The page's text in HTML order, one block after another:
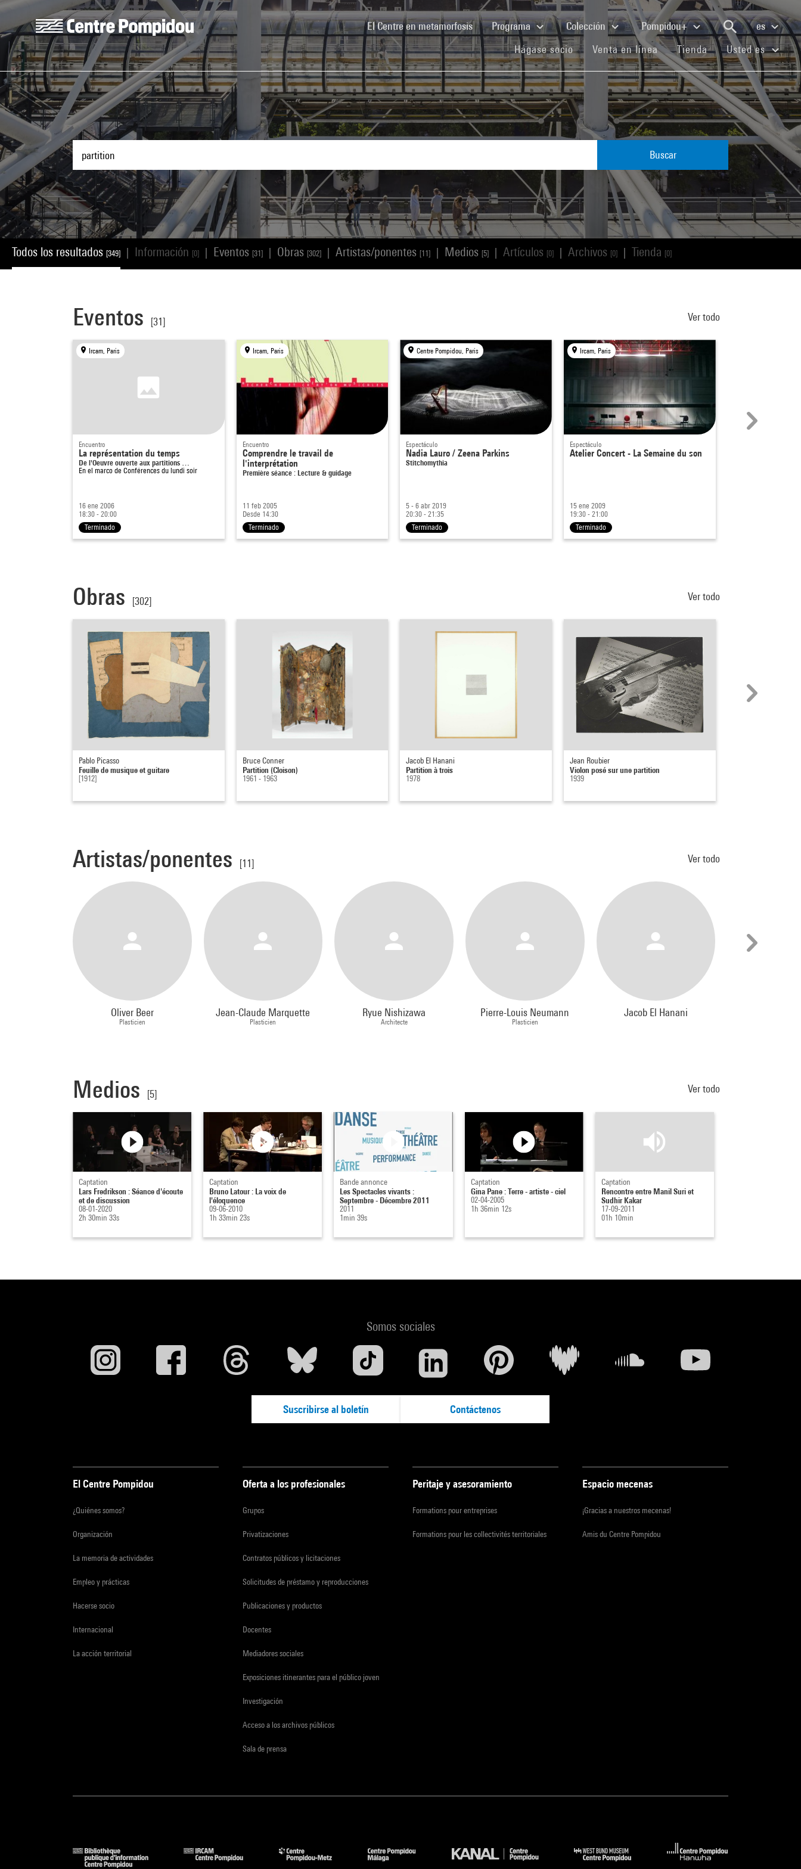
Skip to main content
Centre Pompidou
El Centre en metamorfosis(current)Programa Colección Pompidou+
es
Hágase socio(current)Venta en línea(current)
Tienda(current)Usted es
Buscar
Todos los resultados [349] Información [0] Eventos [31] Obras [302] Artistas/ponentes [11] Medios [5] Artículos [0] Archivos [0] Tienda [0]
Eventos [31] Ver todo
Ircam, Paris
Encuentro
La représentation du temps
De l'Oeuvre ouverte aux partitions …
En el marco de Conférences du lundi soir
16 ene 2006
18:30 - 20:00
Terminado
Ircam, Paris
Encuentro
Comprendre le travail de
l'interprétation
Première séance : Lecture & guidage
11 feb 2005
Desde 14:30
Terminado
Centre Pompidou, Paris
Espectáculo
Nadia Lauro / Zeena Parkins
Stitchomythia
5 - 6 abr 2019
20:30 - 21:35
Terminado
Ircam, Paris
Espectáculo
Atelier Concert - La Semaine du son
15 ene 2009
19:30 - 21:00
Terminado
Obras [302] Ver todo
Pablo Picasso
Feuille de musique et guitare
[1912]
Bruce Conner
Partition (Cloison)
1961 - 1963
Jacob El Hanani
Partition à trois
1978
Jean Roubier
Violon posé sur une partition
1939
Artistas/ponentes [11] Ver todo
Oliver Beer
Plasticien
Jean-Claude Marquette
Plasticien
Ryue Nishizawa
Architecte
Pierre-Louis Neumann
Plasticien
Jacob El Hanani
Medios [5] Ver todo
Captation
Lars Fredrikson : Séance d'écoute
et de discussion
08-01-2020
2h 30min 33s
Captation
Bruno Latour : La voix de
l'éloquence
09-06-2010
1h 33min 23s
Bande annonce
Les Spectacles vivants :
Septembre - Décembre 2011
2011
1min 39s
Captation
Gina Pane : Terre - artiste - ciel
02-04-2005
1h 36min 12s
Captation
Rencontre entre Manil Suri et
Sudhir Kakar
17-09-2011
01h 10min
Somos sociales
Suscribirse al boletín Contáctenos
El Centre Pompidou
¿Quiénes somos?
Organización
La memoria de actividades
Empleo y prácticas
Hacerse socio
Internacional
La acción territorial
Oferta a los profesionales
Grupos
Privatizaciones
Contratos públicos y licitaciones
Solicitudes de préstamo y reproducciones
Publicaciones y productos
Docentes
Mediadores sociales
Exposiciones itinerantes para el público joven
Investigación
Acceso a los archivos públicos
Sala de prensa
Peritaje y asesoramiento
Formations pour entreprises
Formations pour les collectivités territoriales
Espacio mecenas
¡Gracias a nuestros mecenas!
Amis du Centre Pompidou